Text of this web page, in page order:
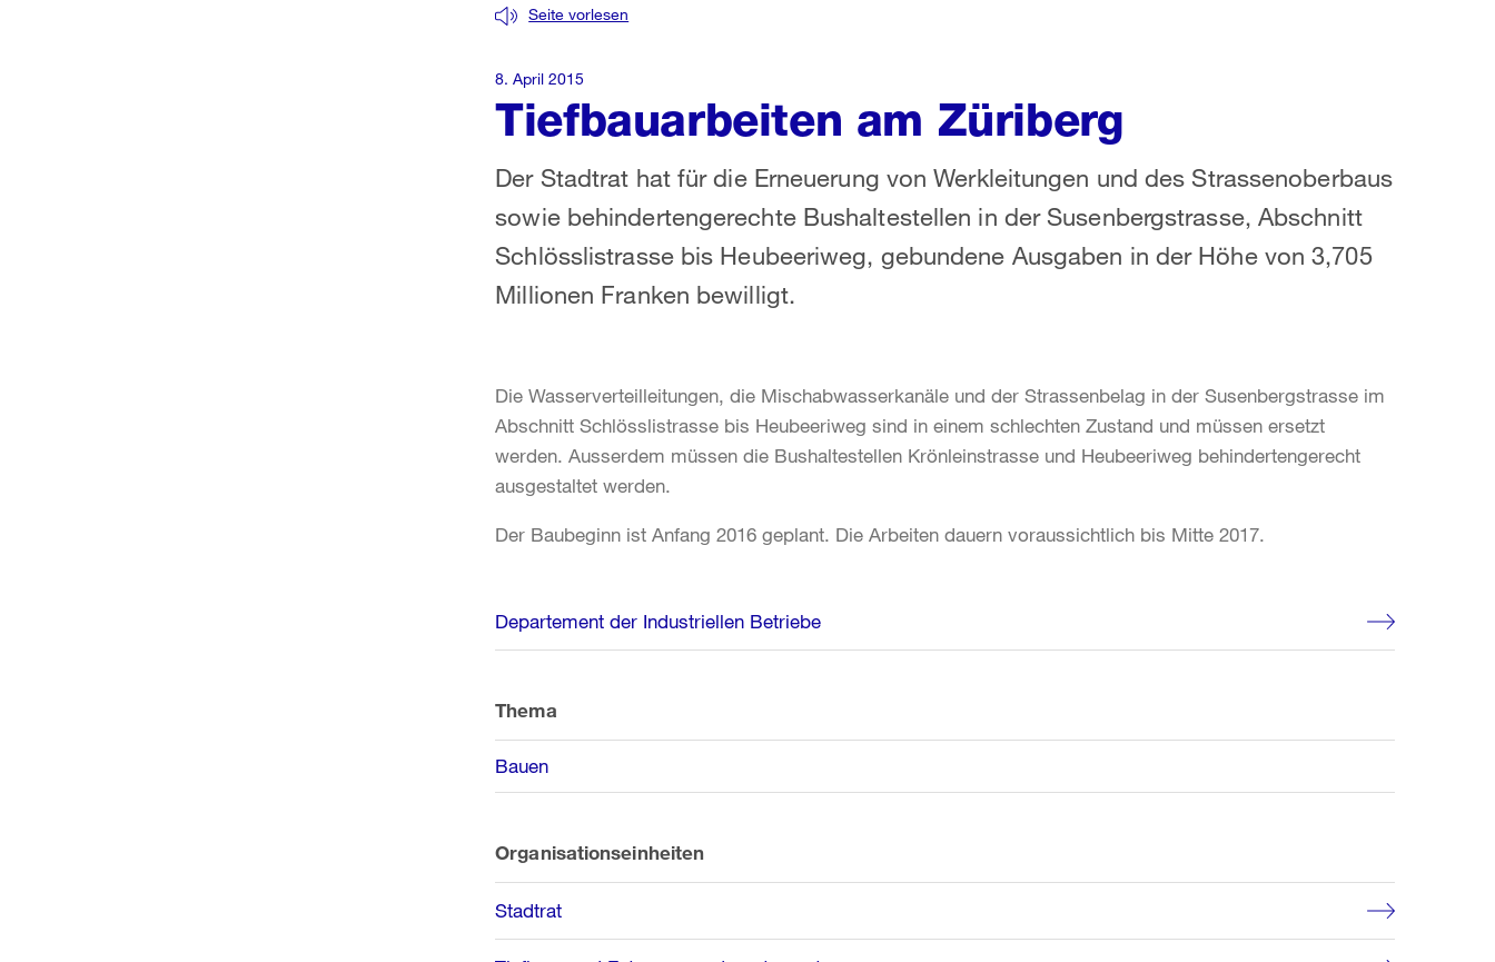
Tiefbauarbeiten am Züriberg
Seite vorlesen
Der Stadtrat hat für die Erneuerung von Werkleitungen und des Strassenoberbaus
sowie behindertengerechte Bushaltestellen in der Susenbergstrasse, Abschnitt
Schlösslistrasse bis Heubeeriweg, gebundene Ausgaben in der Höhe von 3,705
Millionen Franken bewilligt.
8. April 2015
Die Wasserverteilleitungen, die Mischabwasserkanäle und der Strassenbelag in der Susenbergstrasse im
Abschnitt Schlösslistrasse bis Heubeeriweg sind in einem schlechten Zustand und müssen ersetzt
werden. Ausserdem müssen die Bushaltestellen Krönleinstrasse und Heubeeriweg behindertengerecht
ausgestaltet werden.
Der Baubeginn ist Anfang 2016 geplant. Die Arbeiten dauern voraussichtlich bis Mitte 2017.
Weitere
Informationen
Departement der Industriellen Betriebe
Thema
Bauen
Organisationseinheiten
Stadtrat